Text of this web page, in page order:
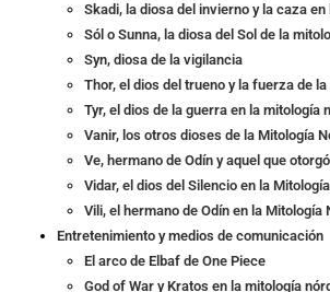
Skadi, la diosa del invierno y la caza
Sól o Sunna, la diosa del Sol de la
Syn, diosa de la vigilancia
Thor, el dios del trueno y la fuerza de
Tyr, el dios de la guerra en la mitología
Vanir, los otros dioses de la Mitología
Ve, hermano de Odín y aquel que
Vidar, el dios del Silencio en la
Vili, el hermano de Odín en la Mitología
Entretenimiento y medios de comunicación
El arco de Elbaf de One Piece
God of War y Kratos en la mitología